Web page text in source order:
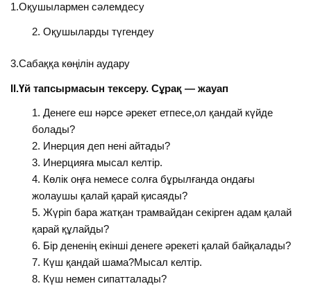
1.Оқушылармен сәлемдесу
Оқушыларды түгендеу
3.Сабаққа көңілін аудару
ІІ.Үй тапсырмасын тексеру. Сұрақ — жауап
Денеге еш нәрсе әрекет етпесе,ол қандай күйде
болады?
Инерция деп нені айтады?
Инерцияға мысал келтір.
Көлік оңға немесе солға бұрылғанда ондағы
жолаушы қалай қарай қисаяды?
Жүріп бара жатқан трамвайдан секірген адам қалай
қарай құлайды?
Бір дененің екінші денеге әрекеті қалай байқалады?
Күш қандай шама?Мысал келтір.
Күш немен сипатталады?